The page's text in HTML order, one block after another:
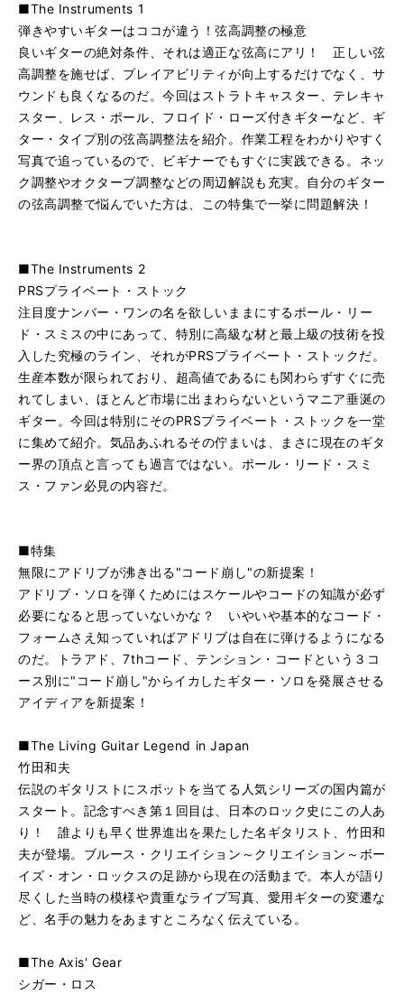
■The Instruments 1
弾きやすいギターはココが違う！弦高調整の極意
良いギターの絶対条件、それは適正な弦高にアリ！ 正しい弦
高調整を施せば、プレイアビリティが向上するだけでなく、サ
ウンドも良くなるのだ。今回はストラトキャスター、テレキャ
スター、レス・ポール、フロイド・ローズ付きギターなど、ギ
ター・タイプ別の弦高調整法を紹介。作業工程をわかりやすく
写真で追っているので、ビギナーでもすぐに実践できる。ネッ
ク調整やオクターブ調整などの周辺解説も充実。自分のギター
の弦高調整で悩んでいた方は、この特集で一挙に問題解決！
■The Instruments 2
PRSプライベート・ストック
注目度ナンバー・ワンの名を欲しいままにするポール・リー
ド・スミスの中にあって、特別に高級な材と最上級の技術を投
入した究極のライン、それがPRSプライベート・ストックだ。
生産本数が限られており、超高値であるにも関わらずすぐに売
れてしまい、ほとんど市場に出まわらないというマニア垂涎の
ギター。今回は特別にそのPRSプライベート・ストックを一堂
に集めて紹介。気品あふれるその佇まいは、まさに現在のギタ
ー界の頂点と言っても過言ではない。ポール・リード・スミ
ス・ファン必見の内容だ。
■特集
無限にアドリブが沸き出る"コード崩し"の新提案！
アドリブ・ソロを弾くためにはスケールやコードの知識が必ず
必要になると思っていないかな？ いやいや基本的なコード・
フォームさえ知っていればアドリブは自在に弾けるようになる
のだ。トラアド、7thコード、テンション・コードという３コ
ース別に"コード崩し"からイカしたギター・ソロを発展させる
アイディアを新提案！
■The Living Guitar Legend in Japan
竹田和夫
伝説のギタリストにスポットを当てる人気シリーズの国内篇が
スタート。記念すべき第１回目は、日本のロック史にこの人あ
り！ 誰よりも早く世界進出を果たした名ギタリスト、竹田和
夫が登場。ブルース・クリエイション～クリエイション～ボー
イズ・オン・ロックスの足跡から現在の活動まで。本人が語り
尽くした当時の模様や貴重なライブ写真、愛用ギターの変遷な
ど、名手の魅力をあますところなく伝えている。
■The Axis' Gear
シガー・ロス